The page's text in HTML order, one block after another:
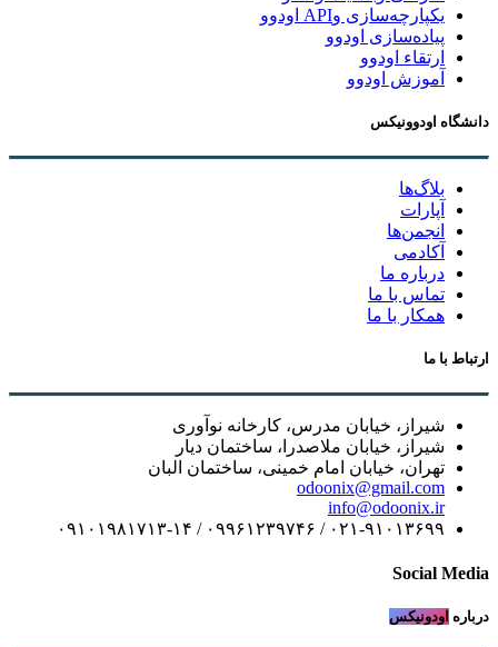
یکپارچه‌سازی وAPI اودوو
پیاده‌سازی اودوو
ارتقاء اودوو
آموزش اودوو
دانشگاه اودوونیکس
بلاگ‌ها
آپارات
انجمن‌ها
آکادمی
درباره ما
تماس با ما
همکار با ما
ارتباط با ما
شیراز، خیابان مدرس، کارخانه نوآوری
شیراز، خیابان ملاصدرا، ساختمان دیار
تهران، خیابان امام خمینی، ساختمان البان
odoonix@gmail.com
info@odoonix.ir
۰۲۱-۹۱۰۱۳۶۹۹ / ۰۹۹۶۱۲۳۹۷۴۶ / ۰۹۱۰۱۹۸۱۷۱۳-۱۴
Social Media
درباره اودونیکس